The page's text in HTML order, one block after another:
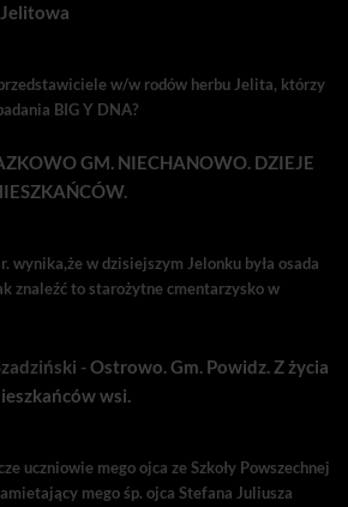
w/w rodów herbu Jelita, którzy
BIG Y DNA?
GM. NIECHANOWO. DZIEJE
wynika,że w dzisiejszym Jelonku była osada
znaleźć to starożytne cmentarzysko w
-Ostrowo. Gm. Powidz. Z życia
wsi.
uczniowie mego ojca ze Szkoły Powszechnej
mego śp. ojca Stefana Juliusza